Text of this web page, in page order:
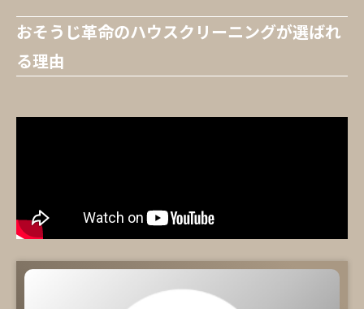
おそうじ革命のハウスクリーニングが選ばれ
る理由